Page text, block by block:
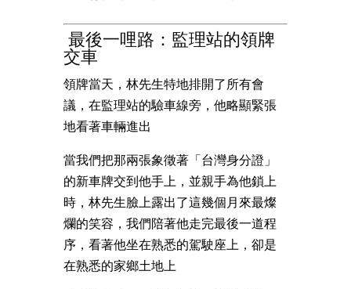
最後一哩路：監理站的領牌
交車
領牌當天，林先生特地排開了所有會
議，在監理站的驗車線旁，他略顯緊張
地看著車輛進出
當我們把那兩張象徵著「台灣身分證」
的新車牌交到他手上，並親手為他鎖上
時，林先生臉上露出了這幾個月來最燦
爛的笑容，我們陪著他走完最後一道程
序，看著他坐在熟悉的駕駛座上，卻是
在熟悉的家鄉土地上